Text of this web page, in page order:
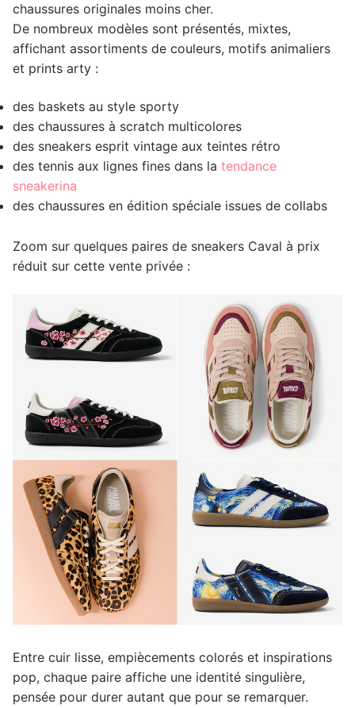
chaussures originales moins cher.
De nombreux modèles sont présentés, mixtes,
affichant assortiments de couleurs, motifs animaliers
et prints arty :
des baskets au style sporty
des chaussures à scratch multicolores
des sneakers esprit vintage aux teintes rétro
des tennis aux lignes fines dans la tendance
sneakerina
des chaussures en édition spéciale issues de collabs
Zoom sur quelques paires de sneakers Caval à prix
réduit sur cette vente privée :
Entre cuir lisse, empiècements colorés et inspirations
pop, chaque paire affiche une identité singulière,
pensée pour durer autant que pour se remarquer.